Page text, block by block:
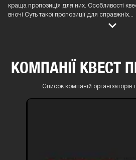
краща пропозиція для них. Особливості
вночі Суть такої пропозиції для справжніх
КОМПАНІЇ КВЕСТ
Список компаній організаторів